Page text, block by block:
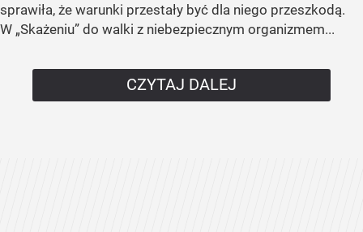
sprawiła, że warunki przestały być dla niego przeszkodą.
W „Skażeniu” do walki z niebezpiecznym organizmem...
CZYTAJ DALEJ